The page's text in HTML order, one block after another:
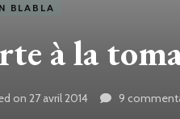
BLABLA
à la
on 27 avril 2014 9